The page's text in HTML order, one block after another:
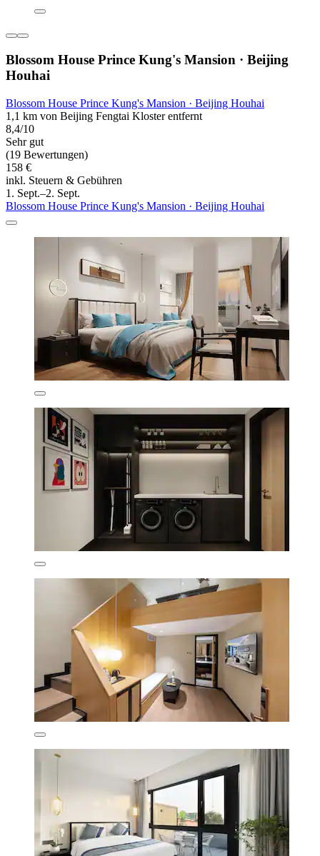
Blossom House Prince Kung's Mansion · Beijing
Houhai
Blossom House Prince Kung's Mansion · Beijing Houhai
1,1 km von Beijing Fengtai Kloster entfernt
8,4/10
Sehr gut
(19 Bewertungen)
158 €
inkl. Steuern & Gebühren
1. Sept.–2. Sept.
Blossom House Prince Kung's Mansion · Beijing Houhai